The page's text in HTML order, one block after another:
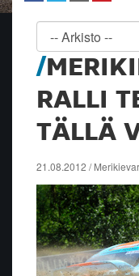
RALLI
TÄLLÄ
21.08.2012 /